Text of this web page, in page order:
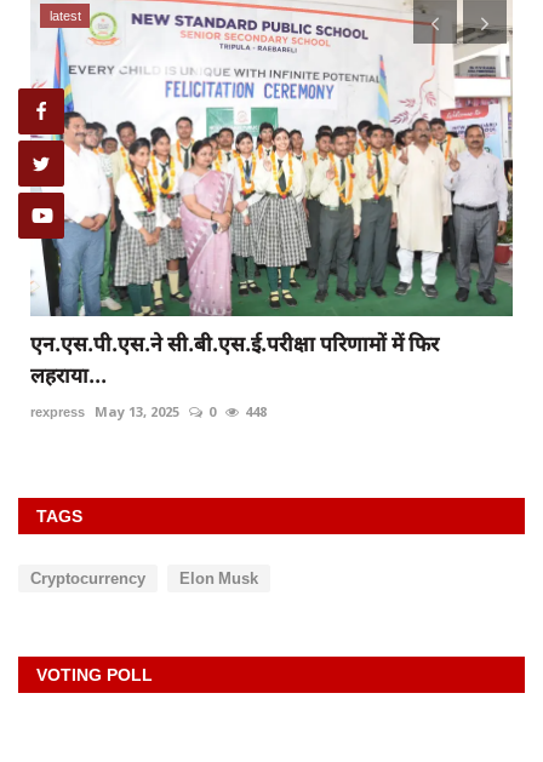
latest
एन.एस.पी.एस.ने सी.बी.एस.ई.परीक्षा परिणामों में फिर
लहराया...
rexpress May 13, 2025 0 448
TAGS
Cryptocurrency Elon Musk
VOTING POLL